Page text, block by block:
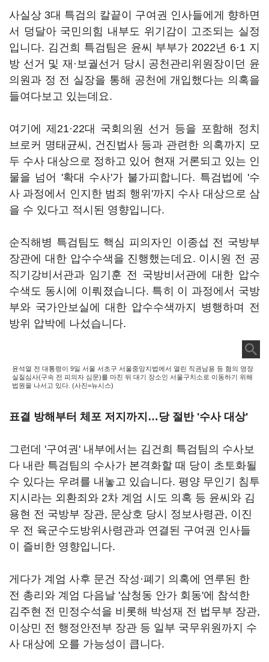
사실상 3대 특검의 칼끝이 구여권 인사들에게 향하면
서 덩달아 국민의힘 내부도 위기감이 고조되는 실정
입니다. 김건희 특검팀은 윤씨 부부가 2022년 6·1 지
방 선거 및 재·보궐선거 당시 공천관리위원장이던 윤
의원과 정 전 실장을 통해 공천에 개입했다는 의혹을
들여다보고 있는데요.
여기에 제21·22대 국회의원 선거 등을 포함해 정치
브로커 명태균씨, 건진법사 등과 관련한 의혹까지 모
두 수사 대상으로 정하고 있어 현재 거론되고 있는 인
물을 넘어 '확대 수사'가 불가피합니다. 특검법에 '수
사 과정에서 인지한 범죄 행위'까지 수사 대상으로 삼
을 수 있다고 적시된 영향입니다.
순직해병 특검팀도 핵심 피의자인 이종섭 전 국방부
장관에 대한 압수수색을 진행했는데요. 이시원 전 공
직기강비서관과 임기훈 전 국방비서관에 대한 압수
수색도 동시에 이뤄졌습니다. 특히 이 과정에서 국방
부와 국가안보실에 대한 압수수색까지 병행하며 전
방위 압박에 나섰습니다.
윤석열 전 대통령이 9일 서울 서초구 서울중앙지법에서 열린 직권남용 등 혐의 영장
실질심사(구속 전 피의자 심문)를 마친 뒤 대기 장소인 서울구치소로 이동하기 위해
법원을 나서고 있다. (사진=뉴시스)
표결 방해부터 체포 저지까지…당 절반 '수사 대상'
그런데 '구여권' 내부에서는 김건희 특검팀의 수사보
다 내란 특검팀의 수사가 본격화할 때 당이 초토화될
수 있다는 우려를 내놓고 있습니다. 평양 무인기 침투
지시라는 외환죄와 2차 계엄 시도 의혹 등 윤씨와 김
용현 전 국방부 장관, 문상호 당시 정보사령관, 이진
우 전 육군수도방위사령관과 연결된 구여권 인사들
이 즐비한 영향입니다.
게다가 계엄 사후 문건 작성·폐기 의혹에 연루된 한
전 총리와 계엄 다음날 '삼청동 안가 회동'에 참석한
김주현 전 민정수석을 비롯해 박성재 전 법무부 장관,
이상민 전 행정안전부 장관 등 일부 국무위원까지 수
사 대상에 오를 가능성이 큽니다.